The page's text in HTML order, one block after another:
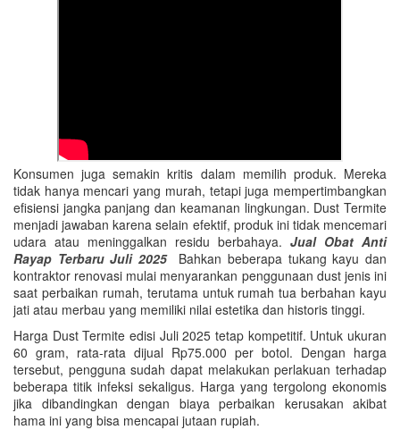
Konsumen juga semakin kritis dalam memilih produk. Mereka
tidak hanya mencari yang murah, tetapi juga mempertimbangkan
efisiensi jangka panjang dan keamanan lingkungan. Dust Termite
menjadi jawaban karena selain efektif, produk ini tidak mencemari
udara atau meninggalkan residu berbahaya. Jual Obat Anti
Rayap Terbaru Juli 2025Bahkan beberapa tukang kayu dan
kontraktor renovasi mulai menyarankan penggunaan dust jenis ini
saat perbaikan rumah, terutama untuk rumah tua berbahan kayu
jati atau merbau yang memiliki nilai estetika dan historis tinggi.
Harga Dust Termite edisi Juli 2025 tetap kompetitif. Untuk ukuran
60 gram, rata-rata dijual Rp75.000 per botol. Dengan harga
tersebut, pengguna sudah dapat melakukan perlakuan terhadap
beberapa titik infeksi sekaligus. Harga yang tergolong ekonomis
jika dibandingkan dengan biaya perbaikan kerusakan akibat
hama ini yang bisa mencapai jutaan rupiah.